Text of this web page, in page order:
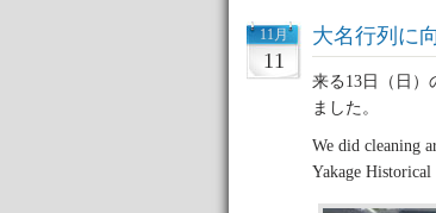
11月
11
大名行列に
来る13日（日）
ました。
We did cleaning
Yakage